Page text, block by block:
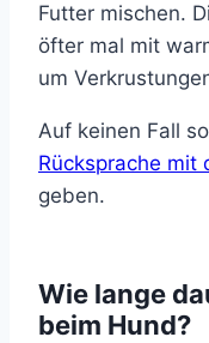
Futter mischen.
öfter mal mit
um
Auf keinen Fall
Rücksprache mit
geben.
Wie lange
beim Hund?